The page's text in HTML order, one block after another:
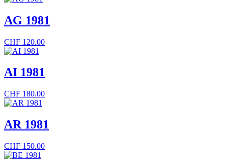
AG 1981
CHF 120.00
AI 1981
CHF 180.00
AR 1981
CHF 150.00